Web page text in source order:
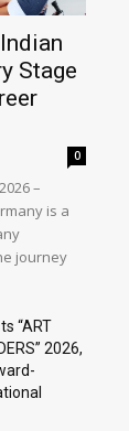
Stage
0
–
is a
journey
“ART
2026,